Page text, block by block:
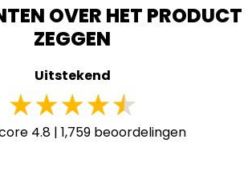
OVER HET PRODUCT
ZEGGEN
Uitstekend
4.8 | 1,759 beoordelingen